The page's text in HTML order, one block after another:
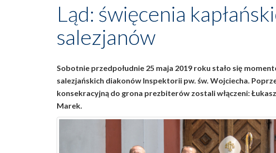
Ląd: święcenia
salezjanów
Sobotnie przedpołudnie 25 maja 2019 roku stało się
salezjańskich diakonów Inspektorii pw. św. Wojciecha.
konsekracyjną do grona prezbiterów zostali włączeni:
Marek.